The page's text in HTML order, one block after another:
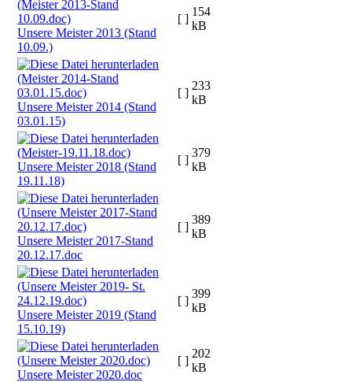
Unsere Meister 2013 (Stand
10.09.)
[ ]
154
kB
Unsere Meister 2014 (Stand
03.01.15)
[ ]
233
kB
Unsere Meister 2018 (Stand
19.11.18)
[ ]
379
kB
Unsere Meister 2017-Stand
20.12.17.doc
[ ]
389
kB
Unsere Meister 2019 (Stand
15.10.19)
[ ]
399
kB
Unsere Meister 2020.doc
[ ]
202
kB